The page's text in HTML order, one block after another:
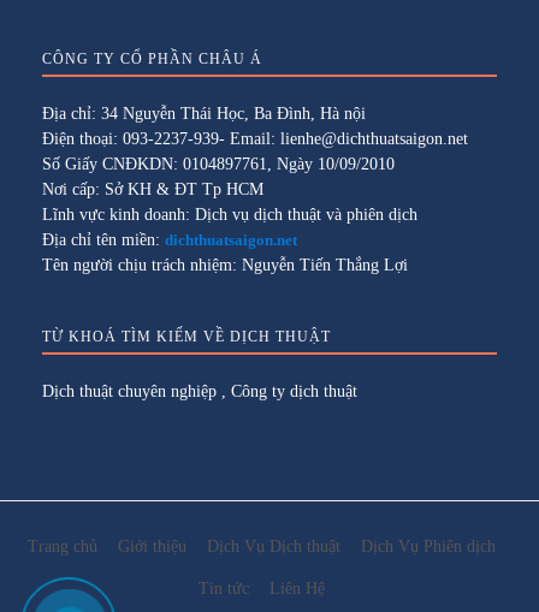
CÔNG TY CỔ PHẦN CHÂU Á
Địa chỉ: 34 Nguyễn Thái Học, Ba Đình, Hà nội
Điện thoại: 093-2237-939- Email: lienhe@dichthuatsaigon.net
Số Giấy CNĐKDN: 0104897761, Ngày 10/09/2010
Nơi cấp: Sở KH & ĐT Tp HCM
Lĩnh vực kinh doanh: Dịch vụ dịch thuật và phiên dịch
Địa chỉ tên miền: dichthuatsaigon.net
Tên người chịu trách nhiệm: Nguyễn Tiến Thắng Lợi
TỪ KHOÁ TÌM KIẾM VỀ DỊCH THUẬT
Dịch thuật chuyên nghiệp , Công ty dịch thuật
Trang chủ Giới thiệu Dịch Vụ Dịch thuật Dịch Vụ Phiên dịch
Tin tức Liên Hệ